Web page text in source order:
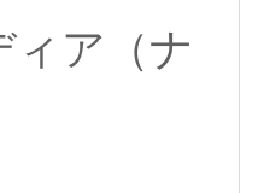
ア（ナ